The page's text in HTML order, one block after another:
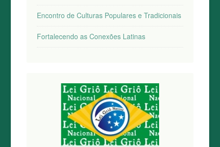
Encontro de Culturas Populares e Tradicionais
Fortalecendo as Conexões Latinas